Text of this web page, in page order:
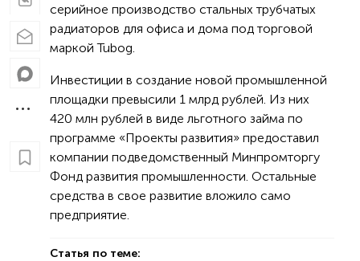
серийное производство стальных трубчатых
радиаторов для офиса и дома под торговой
маркой Tubog.
Инвестиции в создание новой промышленной
площадки превысили 1 млрд рублей. Из них
420 млн рублей в виде льготного займа по
программе «Проекты развития» предоставил
компании подведомственный Минпромторгу
Фонд развития промышленности. Остальные
средства в свое развитие вложило само
предприятие.
Статья по теме: